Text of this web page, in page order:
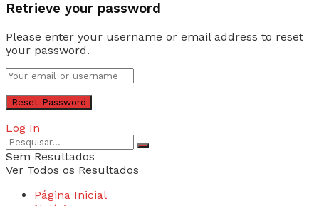
Retrieve your password
Please enter your username or email address to reset
your password.
Log In
Sem Resultados
Ver Todos os Resultados
Página Inicial